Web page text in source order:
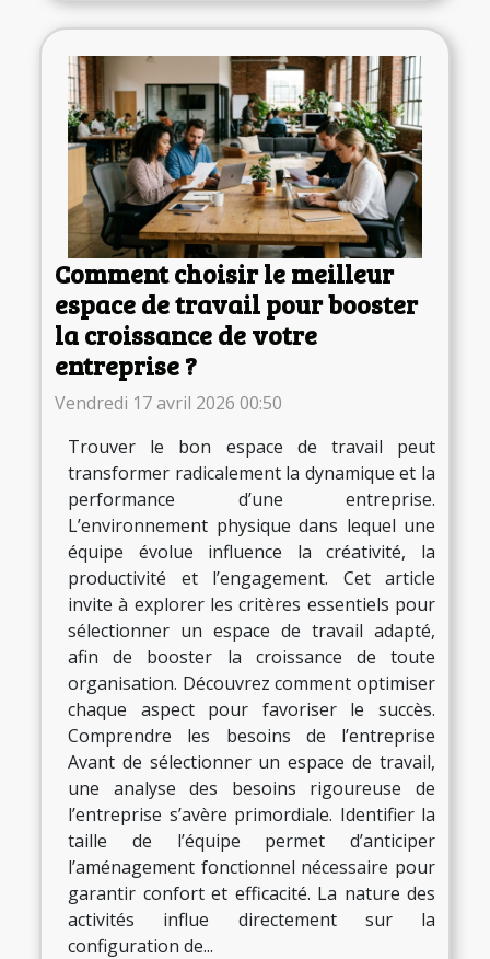
Comment choisir le meilleur
espace de travail pour booster
la croissance de votre
entreprise ?
Vendredi 17 avril 2026 00:50
Trouver le bon espace de travail peut
transformer radicalement la dynamique et la
performance d’une entreprise.
L’environnement physique dans lequel une
équipe évolue influence la créativité, la
productivité et l’engagement. Cet article
invite à explorer les critères essentiels pour
sélectionner un espace de travail adapté,
afin de booster la croissance de toute
organisation. Découvrez comment optimiser
chaque aspect pour favoriser le succès.
Comprendre les besoins de l’entreprise
Avant de sélectionner un espace de travail,
une analyse des besoins rigoureuse de
l’entreprise s’avère primordiale. Identifier la
taille de l’équipe permet d’anticiper
l’aménagement fonctionnel nécessaire pour
garantir confort et efficacité. La nature des
activités influe directement sur la
configuration de...